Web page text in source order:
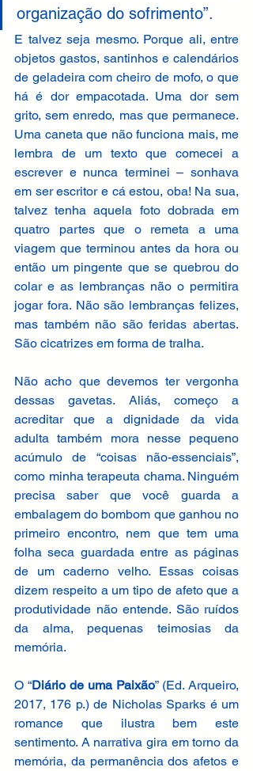
organização do sofrimento”.
E talvez seja mesmo. Porque ali, entre
objetos gastos, santinhos e calendários
de geladeira com cheiro de mofo, o que
há é dor empacotada. Uma dor sem
grito, sem enredo, mas que permanece.
Uma caneta que não funciona mais, me
lembra de um texto que comecei a
escrever e nunca terminei – sonhava
em ser escritor e cá estou, oba! Na sua,
talvez tenha aquela foto dobrada em
quatro partes que o remeta a uma
viagem que terminou antes da hora ou
então um pingente que se quebrou do
colar e as lembranças não o permitira
jogar fora. Não são lembranças felizes,
mas também não são feridas abertas.
São cicatrizes em forma de tralha.
Não acho que devemos ter vergonha
dessas gavetas. Aliás, começo a
acreditar que a dignidade da vida
adulta também mora nesse pequeno
acúmulo de “coisas não-essenciais”,
como minha terapeuta chama. Ninguém
precisa saber que você guarda a
embalagem do bombom que ganhou no
primeiro encontro, nem que tem uma
folha seca guardada entre as páginas
de um caderno velho. Essas coisas
dizem respeito a um tipo de afeto que a
produtividade não entende. São ruídos
da alma, pequenas teimosias da
memória.
O “Diário de uma Paixão” (Ed. Arqueiro,
2017, 176 p.) de Nicholas Sparks é um
romance que ilustra bem este
sentimento. A narrativa gira em torno da
memória, da permanência dos afetos e